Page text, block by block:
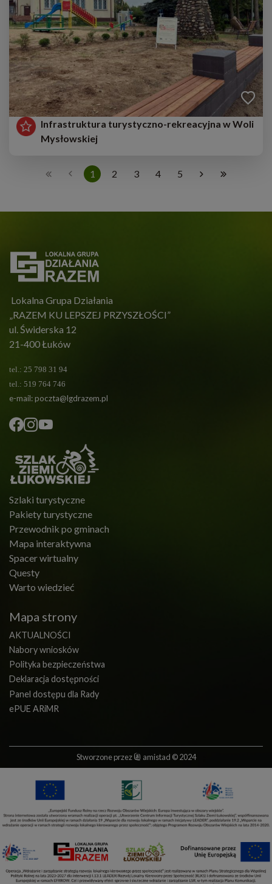
Infrastruktura turystyczno-rekreacyjna w Woli
Mysłowskiej
1 2 3 4 5
Lokalna Grupa Działania
„RAZEM KU LEPSZEJ PRZYSZŁOŚCI”
ul. Świderska 12
21-400 Łuków
tel.: 25 798 31 94
tel.: 519 764 746
e-mail:poczta@lgdrazem.pl
Szlaki turystyczne
Pakiety turystyczne
Przewodnik po gminach
Mapa interaktywna
Spacer wirtualny
Questy
Warto wiedzieć
Mapa strony
AKTUALNOŚCI
Nabory wniosków
Polityka bezpieczeństwa
Deklaracja dostępności
Panel dostępu dla Rady
ePUE ARiMR
Stworzone przez amistad © 2024